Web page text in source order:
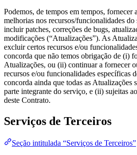
Podemos, de tempos em tempos, fornecer
melhorias nos recursos/funcionalidades
incluir patches, correções de bugs,
modificações (“Atualizações”). As
excluir certos recursos e/ou
concorda que não temos obrigação de (i)
Atualizações, ou (ii) continuar a fornecer
recursos e/ou funcionalidades específicas
concorda ainda que todas as Atualizações
parte integrante do serviço, e (ii) sujeitas
deste Contrato.
Serviços de Terceiros
Seção intitulada “Serviços de Terceiros”